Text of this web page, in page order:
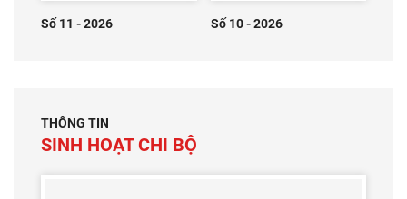
Số 11 - 2026 Số 10 - 2026
THÔNG TIN
SINH HOẠT CHI BỘ